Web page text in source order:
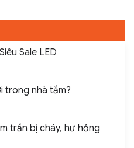
Sale LED
trong nhà tắm?
trần bị cháy, hư hỏng